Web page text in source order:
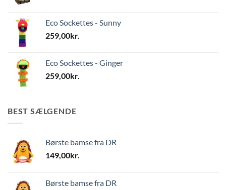
Eco Sockettes - Sunny
259,00kr.
Eco Sockettes - Ginger
259,00kr.
BEST SÆLGENDE
Børste bamse fra DR
149,00kr.
Børste bamse fra DR